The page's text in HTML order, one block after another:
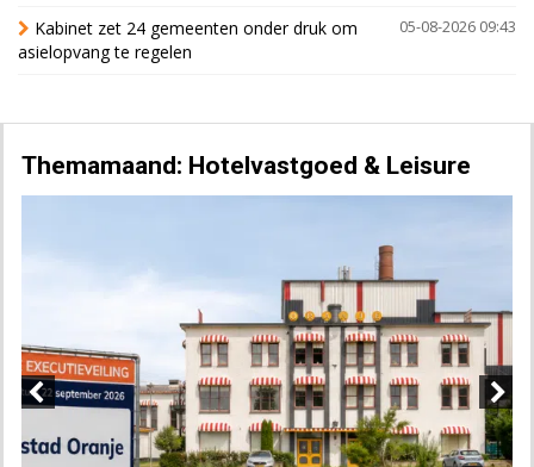
05-08-2026 09:43
Kabinet zet 24 gemeenten onder druk om
asielopvang te regelen
Themamaand: Hotelvastgoed & Leisure
Next